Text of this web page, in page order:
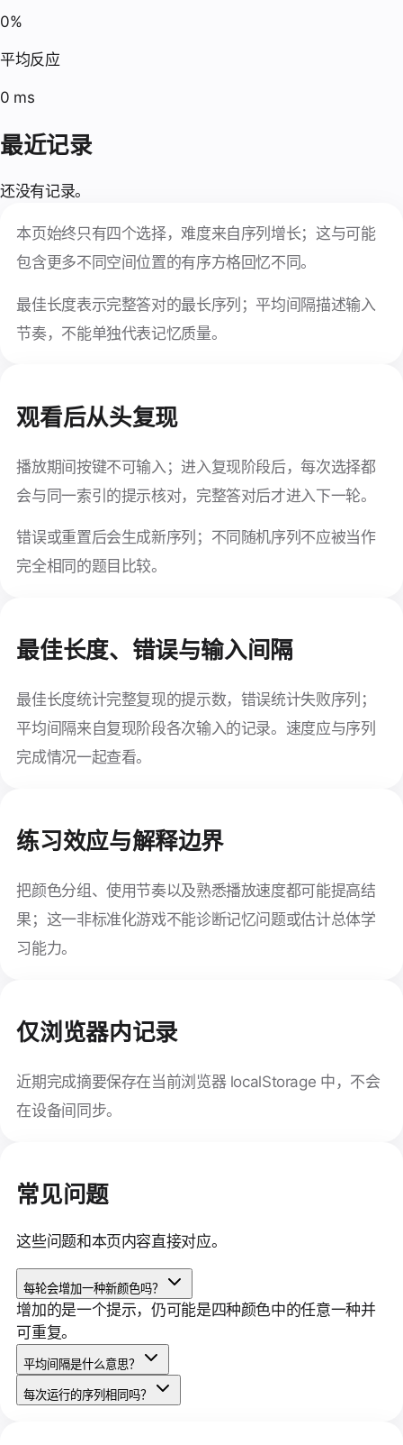
0%
平均反应
0 ms
最近记录
还没有记录。
本页始终只有四个选择，难度来自序列增长；这与可能
包含更多不同空间位置的有序方格回忆不同。
最佳长度表示完整答对的最长序列；平均间隔描述输入
节奏，不能单独代表记忆质量。
观看后从头复现
播放期间按键不可输入；进入复现阶段后，每次选择都
会与同一索引的提示核对，完整答对后才进入下一轮。
错误或重置后会生成新序列；不同随机序列不应被当作
完全相同的题目比较。
最佳长度、错误与输入间隔
最佳长度统计完整复现的提示数，错误统计失败序列；
平均间隔来自复现阶段各次输入的记录。速度应与序列
完成情况一起查看。
练习效应与解释边界
把颜色分组、使用节奏以及熟悉播放速度都可能提高结
果；这一非标准化游戏不能诊断记忆问题或估计总体学
习能力。
仅浏览器内记录
近期完成摘要保存在当前浏览器 localStorage 中，不会
在设备间同步。
常见问题
这些问题和本页内容直接对应。
每轮会增加一种新颜色吗？
增加的是一个提示，仍可能是四种颜色中的任意一种并
可重复。
平均间隔是什么意思？
每次运行的序列相同吗？